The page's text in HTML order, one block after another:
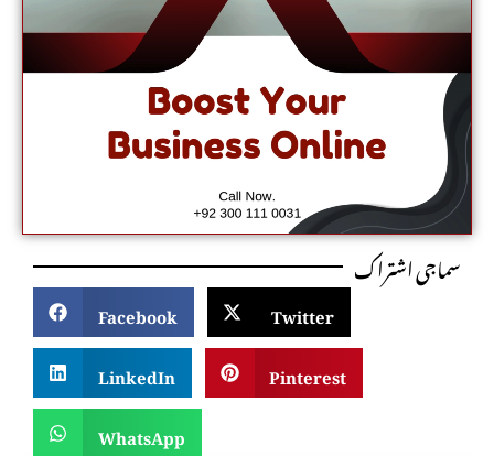
سماجی اشتراک
Facebook
Twitter
LinkedIn
Pinterest
WhatsApp